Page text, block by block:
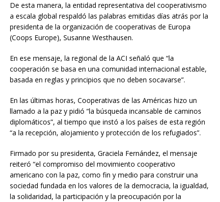
De esta manera, la entidad representativa del cooperativismo
a escala global respaldó las palabras emitidas días atrás por la
presidenta de la organización de cooperativas de Europa
(Coops Europe), Susanne Westhausen.
En ese mensaje, la regional de la ACI señaló que “la
cooperación se basa en una comunidad internacional estable,
basada en reglas y principios que no deben socavarse”.
En las últimas horas, Cooperativas de las Américas hizo un
llamado a la paz y pidió “la búsqueda incansable de caminos
diplomáticos”, al tiempo que instó a los países de esta región
“a la recepción, alojamiento y protección de los refugiados”.
Firmado por su presidenta, Graciela Fernández, el mensaje
reiteró “el compromiso del movimiento cooperativo
americano con la paz, como fin y medio para construir una
sociedad fundada en los valores de la democracia, la igualdad,
la solidaridad, la participación y la preocupación por la